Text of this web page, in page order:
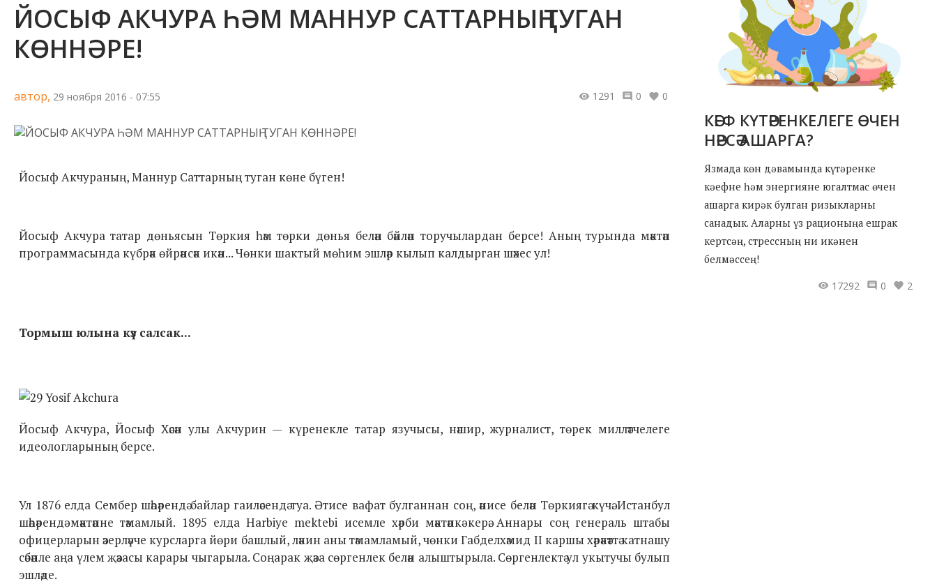
ЙОСЫФ АКЧУРА ҺӘМ МАННУР САТТАРНЫҢ ТУГАН
КӨННӘРЕ!
автор, 29 ноября 2016 - 07:55 1291 0 0
Йосыф Акчураның, Маннур Саттарның туган көне бүген!
Йосыф Акчура татар дөньясын Төркия һәм төрки дөнья белән бәйләп торучылардан берсе! Аның турында мәктәп
программасында күбрәк өйрәнсәк икән... Чөнки шактый мөһим эшләр кылып калдырган шәхес ул!
Тормыш юлына күз салсак...
Йосыф Акчура, Йосыф Хәсән улы Акчурин — күренекле татар язучысы, нәшир, журналист, төрек милләтчелеге
идеологларының берсе.
Ул 1876 елда Сембер шәһәрендә байлар гаиләсендә туа. Әтисе вафат булганнан соң, әнисе белән Төркиягә күчә. Истанбул
шәһәрендә мәктәпне тәмамлый. 1895 елда Harbiye mektebi исемле хәрби мәктәпкә керә. Аннары соң генераль штабы
офицерларын әзерләүче курсларга йөри башлый, ләкин аны тәмамламый, чөнки Габделхәмид II каршы хәрәкәттә катнашу
сәбәпле аңа үлем җәзасы карары чыгарыла. Соңарак җәза сөргенлек белән алыштырыла. Сөргенлектә ул укытучы булып
эшләде.
КӘЕФ КҮТӘРЕНКЕЛЕГЕ ӨЧЕН
НӘРСӘ АШАРГА?
Язмада көн дәвамында күтәренке
кәефне һәм энергияне югалтмас өчен
ашарга кирәк булган ризыкларны
санадык. Аларны үз рационыңа ешрак
кертсәң, стрессның ни икәнен
белмәссең!
17292
0 2